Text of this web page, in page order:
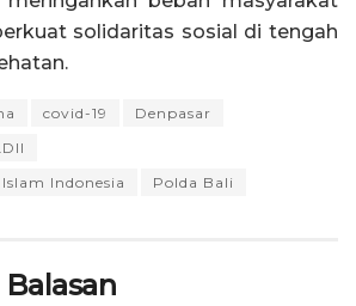
solidaritas sosial di tengah
covid-19
Denpasar
Indonesia
Polda Bali